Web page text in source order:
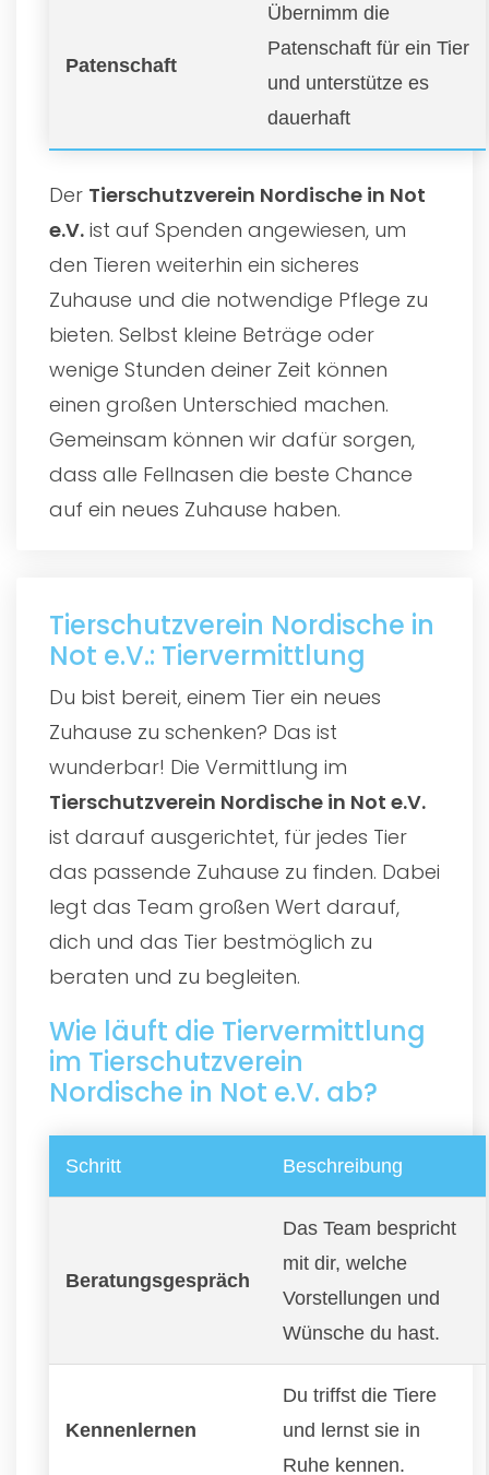
Patenschaft
Übernimm die
Patenschaft für ein Tier
und unterstütze es
dauerhaft
Der Tierschutzverein Nordische in Not
e.V. ist auf Spenden angewiesen, um
den Tieren weiterhin ein sicheres
Zuhause und die notwendige Pflege zu
bieten. Selbst kleine Beträge oder
wenige Stunden deiner Zeit können
einen großen Unterschied machen.
Gemeinsam können wir dafür sorgen,
dass alle Fellnasen die beste Chance
auf ein neues Zuhause haben.
Tierschutzverein Nordische in
Not e.V.: Tiervermittlung
Du bist bereit, einem Tier ein neues
Zuhause zu schenken? Das ist
wunderbar! Die Vermittlung im
Tierschutzverein Nordische in Not e.V.
ist darauf ausgerichtet, für jedes Tier
das passende Zuhause zu finden. Dabei
legt das Team großen Wert darauf,
dich und das Tier bestmöglich zu
beraten und zu begleiten.
Wie läuft die Tiervermittlung
im Tierschutzverein
Nordische in Not e.V. ab?
Schritt Beschreibung
Beratungsgespräch
Das Team bespricht
mit dir, welche
Vorstellungen und
Wünsche du hast.
Kennenlernen
Du triffst die Tiere
und lernst sie in
Ruhe kennen.